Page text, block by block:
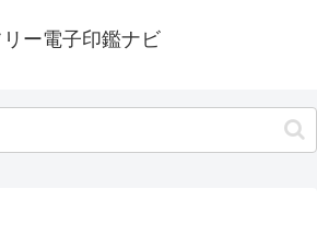
リー電子印鑑ナビ